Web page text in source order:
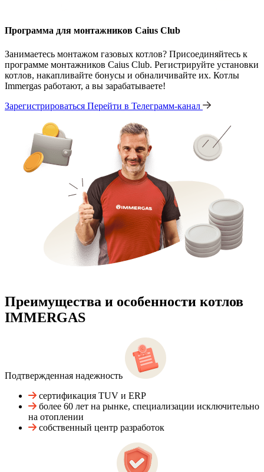
Программа для монтажников Caius Club
Занимаетесь монтажом газовых котлов? Присоединяйтесь к
программе монтажников Caius Club. Регистрируйте установки
котлов, накапливайте бонусы и обналичивайте их. Котлы
Immergas работают, а вы зарабатываете!
Зарегистрироваться Перейти в Телеграмм-канал
Преимущества и особенности котлов
IMMERGAS
Подтвержденная надежность
сертификация TUV и ERP
более 60 лет на рынке, специализации исключительно
на отоплении
собственный центр разработок